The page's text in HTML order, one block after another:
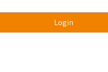
Login